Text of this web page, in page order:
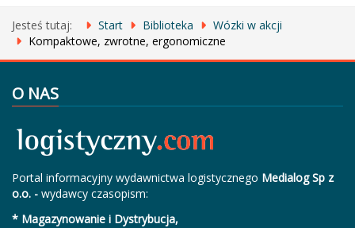
Jesteś tutaj: Start Biblioteka
Wózki w akcji
Kompaktowe, zwrotne, ergonomiczne
O NAS
Portal informacyjny wydawnictwa logistycznego Medialog Sp z
o.o. - wydawcy czasopism:
* Magazynowanie i Dystrybucja,